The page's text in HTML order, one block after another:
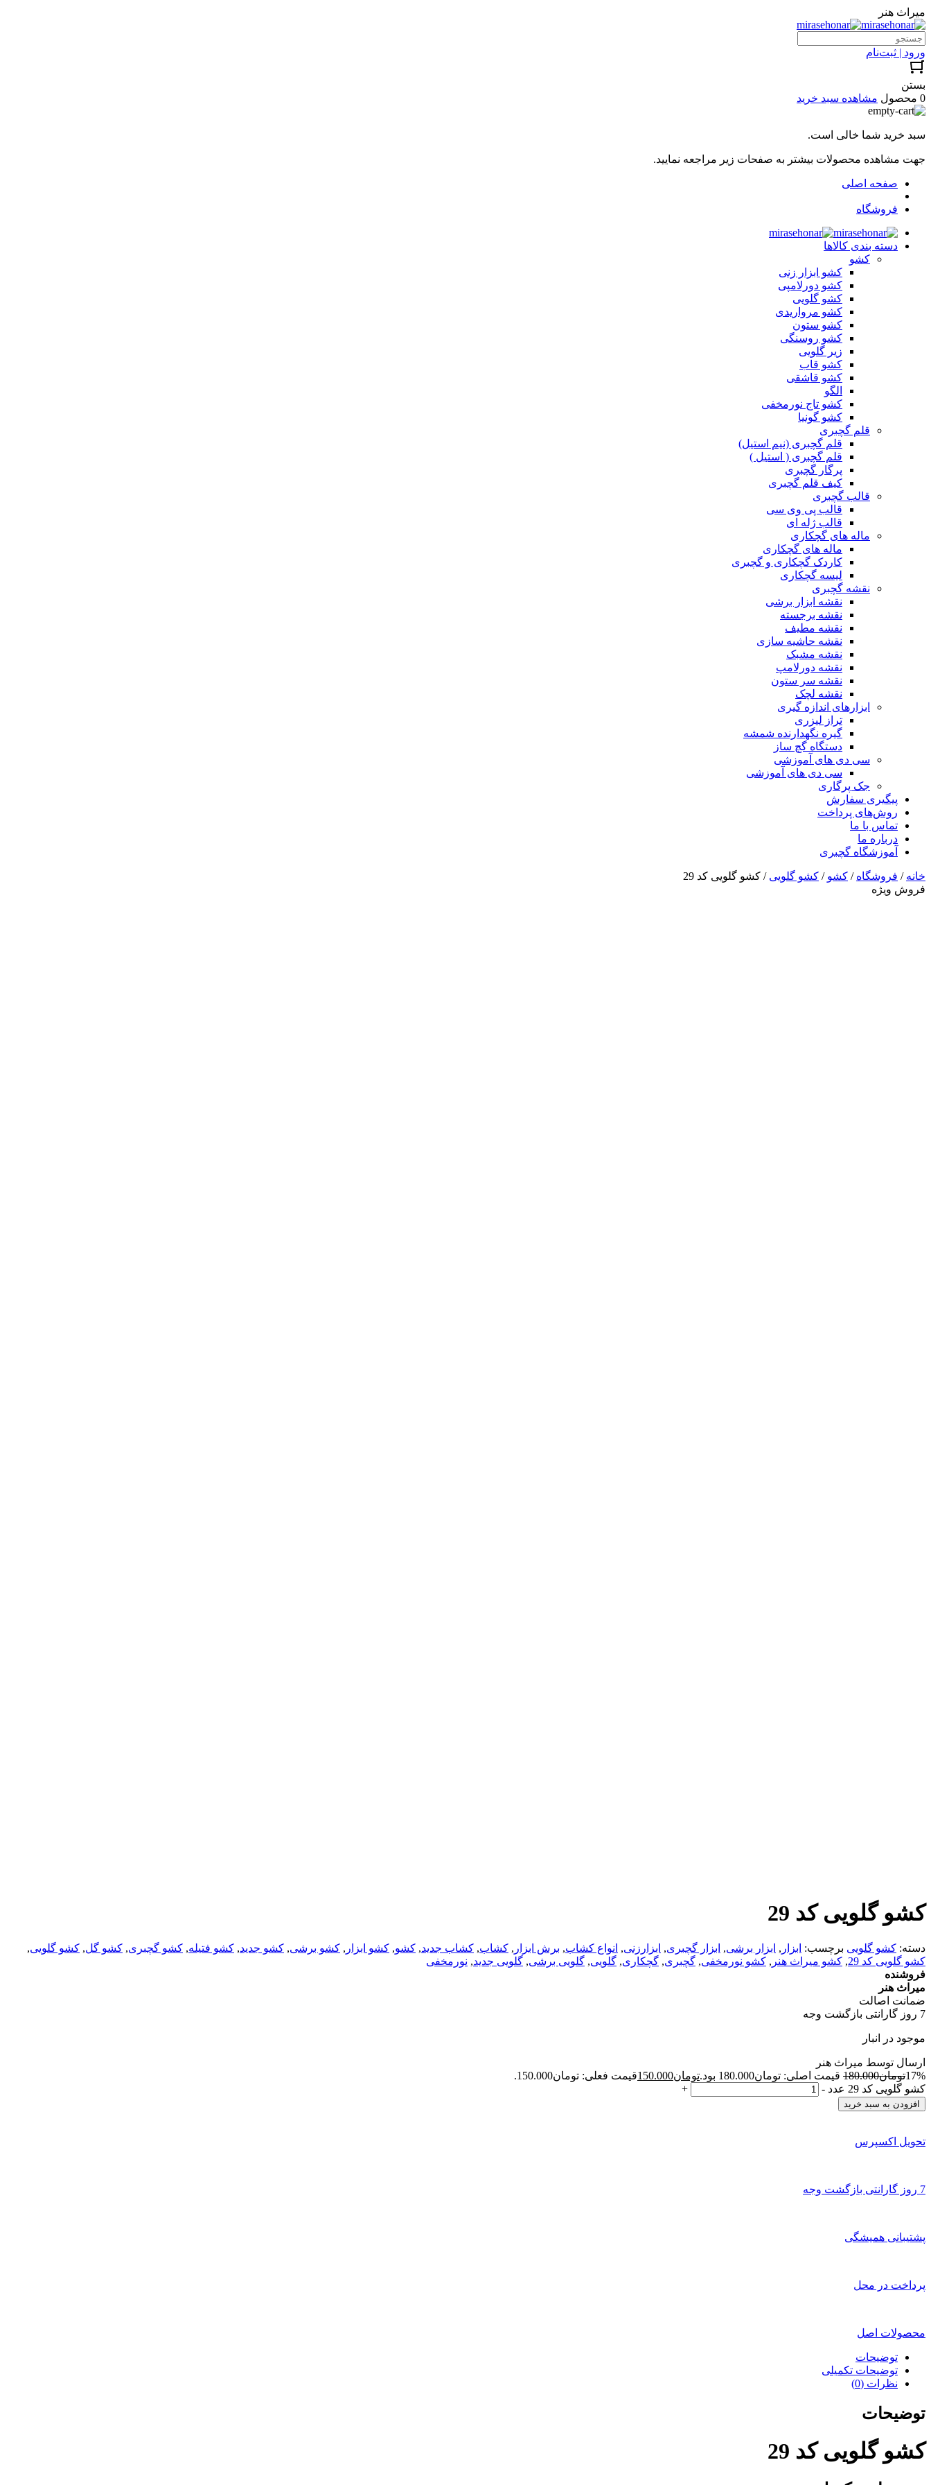
میراث هنر
ورود | ثبت‌نام
بستن
0 محصول
مشاهده سبد خرید
سبد خرید شما خالی است.
جهت مشاهده محصولات بیشتر به صفحات زیر مراجعه نمایید.
صفحه اصلی
فروشگاه
دسته بندی کالاها
کشو
کشو ابزار زنی
کشو دورلامپی
کشو گلویی
کشو مرواریدی
کشو ستون
کشو روسنگی
زیر گلویی
کشو قاب
کشو قاشقی
الگو
کشو تاج نورمخفی
کشو گونیا
قلم گچبری
قلم گچبری (نیم استیل)
قلم گچبری ( استیل )
پرگار گچبری
کیف قلم گچبری
قالب گچبری
قالب پی وی سی
قالب ژله ای
ماله های گچکاری
ماله های گچکاری
کاردک گچکاری و گچبری
لیسه گچکاری
نقشه گچبری
نقشه ابزار برشی
نقشه برجسته
نقشه مطیف
نقشه حاشیه سازی
نقشه مشبک
نقشه دورلامپ
نقشه سر ستون
نقشه لچک
ابزارهای اندازه گیری
تراز لیزری
گیره نگهدارنده شمشه
دستگاه گچ ساز
سی دی های آموزشی
سی دی های آموزشی
جک پرگاری
پیگیری سفارش
روش‌های پرداخت
تماس با ما
درباره ما
آموزشگاه گچبری
خانه / فروشگاه / کشو / کشو گلویی / کشو گلویی کد 29
فروش ویژه
کشو گلویی کد 29
دسته: کشو گلویی برچسب: ابزار , ابزار برشی, ابزار گچبری, ابزارزنی, انواع کشاب, برش ابزار , کشاب, کشاب جدید, کشو, کشو ابزار , کشو برشی, کشو جدید, کشو فتیله, کشو گچبری, کشو گل, کشو گلویی,
کشو گلویی کد 29
, کشو میراث هنر , کشو نورمخفی, گچبری, گچکاری, گلویی, گلویی برشی, گلویی جدید, نورمخفی
فروشنده
میراث هنر
ضمانت اصالت
7 روز گارانتی بازگشت وجه
موجود در انبار
ارسال توسط میراث هنر
17%تومان180.000 قیمت اصلی: تومان180.000 بود. تومان150.000قیمت فعلی: تومان150.000.
کشو گلویی کد 29 عدد
-
+
افزودن به سبد خرید
تحویل اکسپرس
7 روز گارانتی بازگشت وجه
پشتیبانی همیشگی
پرداخت در محل
محصولات اصل
توضیحات
توضیحات تکمیلی
نظرات (0)
توضیحات
کشو گلویی کد 29